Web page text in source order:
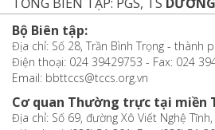
Bộ Biên tập:
Địa chỉ: Số 28, Trần Bình Trọng - thành
Điện thoại: 024 39429753 - Fax: 024
Email: bbttccs@tccs.org.vn
Cơ quan Thường trực tại miền
Địa chỉ: Số 69, đường Xô Viết Nghệ